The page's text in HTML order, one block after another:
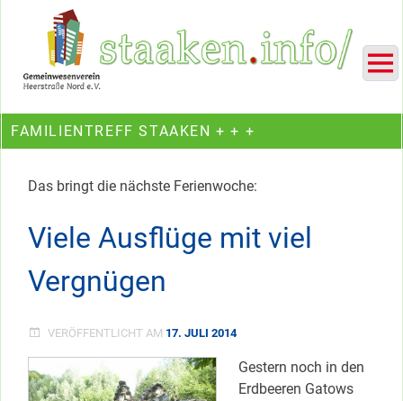
Ein Projekt des Gemeinwesenvereins Heerstraße Nord
FAMILIENTREFF STAAKEN + + +
Das bringt die nächste Ferienwoche:
Viele Ausflüge mit viel
Vergnügen
VERÖFFENTLICHT AM 17. JULI 2014
Gestern noch in den
Erdbeeren Gatows